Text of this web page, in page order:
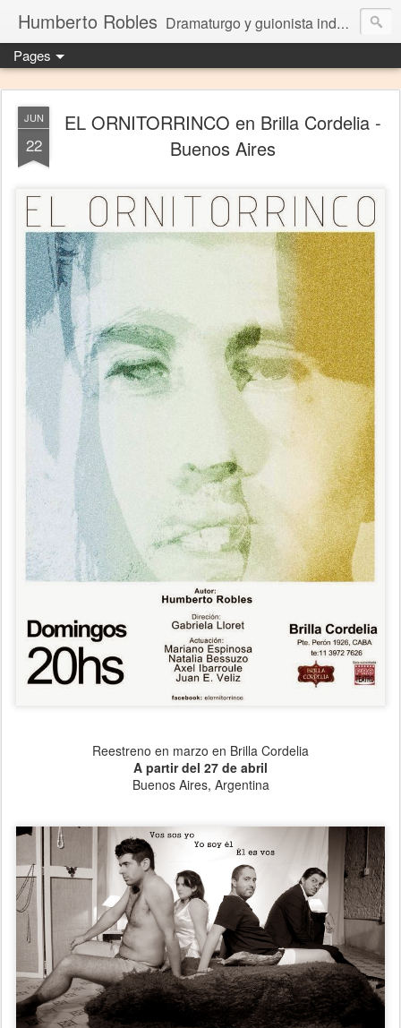
Humberto Robles Dramaturgo y guionista independiente
Pages
JUN
22
EL ORNITORRINCO en Brilla Cordelia -
Buenos Aires
Reestreno en marzo en Brilla Cordelia
A partir del 27 de abril
Buenos Aires, Argentina